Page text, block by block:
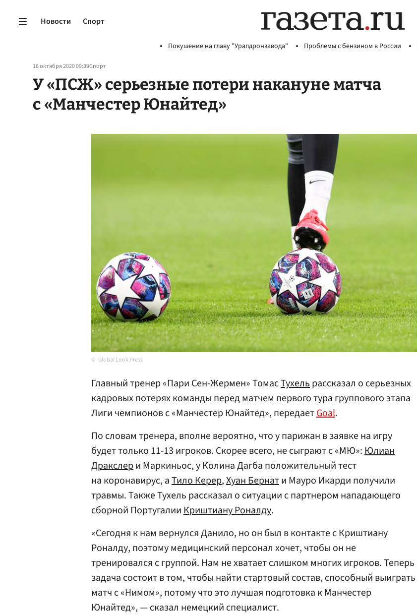
Новости Спорт
Покушение на главу "Уралдронзавода" Проблемы с бензином в России
16 октября 2020 09:39Спорт
У «ПСЖ» серьезные потери накануне матча
с «Манчестер Юнайтед»
Global Look Press
Главный тренер «Пари Сен-Жермен» ТомасТухельрассказал о серьезных
кадровых потерях команды перед матчем первого тура группового этапа
Лиги чемпионов с «Манчестер Юнайтед», передаетGoal.
По словам тренера, вполне вероятно, что у парижан в заявке на игру
будет только 11-13 игроков. Скорее всего, не сыграют с «МЮ»:Юлиан
Дракслери Маркиньос, у Колина Дагба положительный тест
на коронавирус, аТило Керер,Хуан Бернати Мауро Икарди получили
травмы. Также Тухель рассказал о ситуации с партнером нападающего
сборной ПортугалииКриштиану Роналду.
«Сегодня к нам вернулся Данило, но он был в контакте с Криштиану
Роналду, поэтому медицинский персонал хочет, чтобы он не
тренировался с группой. Нам не хватает слишком многих игроков. Теперь
задача состоит в том, чтобы найти стартовый состав, способный выиграть
матч с «Нимом», потому что это лучшая подготовка к Манчестер
Юнайтед», — сказал немецкий специалист.